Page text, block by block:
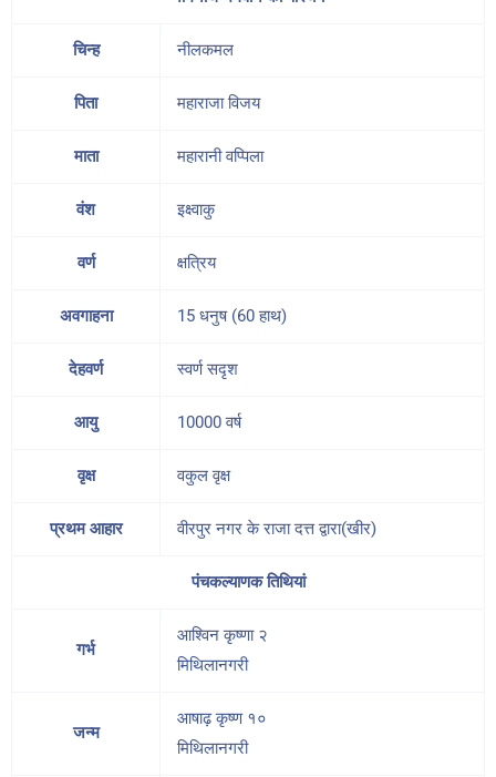
चिन्ह नीलकमल
पिता महाराजा विजय
माता महारानी वप्पिला
वंश इक्ष्वाकु
वर्ण क्षत्रिय
अवगाहना 15 धनुष (60 हाथ)
देहवर्ण स्वर्ण सदृश
आयु 10000 वर्ष
वृक्ष वकुल वृक्ष
प्रथम आहार वीरपुर नगर के राजा दत्त द्वारा(खीर)
पंचकल्याणक तिथियां
गर्भ
आश्विन कृष्णा २
मिथिलानगरी
जन्म
आषाढ़ कृष्ण १०
मिथिलानगरी